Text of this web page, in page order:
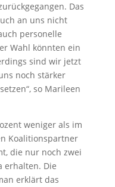
Das
an uns nicht
personelle
Wahl könnten ein
sind wir jetzt
noch stärker
so Marileen
weniger als im
Koalitionspartner
die nur noch zwei
erhalten. Die
erklärt das